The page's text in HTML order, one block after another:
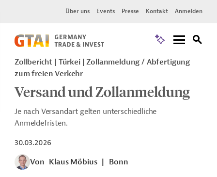
Über uns Events Presse Kontakt Anmelden
Zollbericht Türkei
Zollanmeldung / Abfertigung
zum freien Verkehr
Versand und Zollanmeldung
Je nach Versandart gelten unterschiedliche
Anmeldefristen.
30.03.2026
Von Klaus Möbius Bonn